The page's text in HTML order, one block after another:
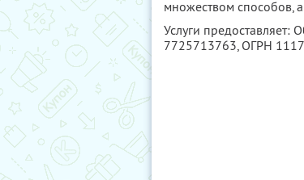
множеством способов,
Услуги предоставляет:
7725713763, ОГРН